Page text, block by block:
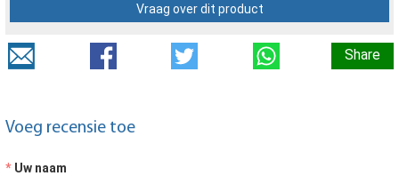
Vraag over dit product
Share
Voeg recensie toe
Uw naam